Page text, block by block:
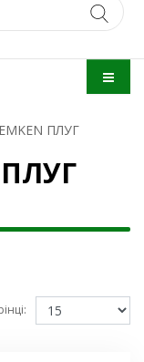
ПЛУГ